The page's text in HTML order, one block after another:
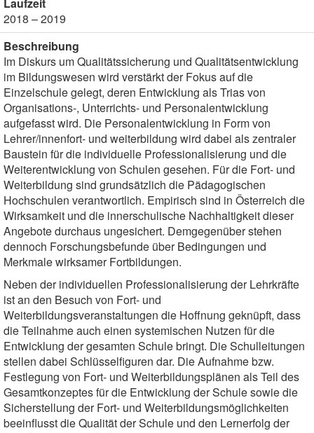
2018 – 2019
Beschreibung
Im Diskurs um Qualitätssicherung und Qualitätsentwicklung
im Bildungswesen wird verstärkt der Fokus auf die
Einzelschule gelegt, deren Entwicklung als Trias von
Organisations-, Unterrichts- und Personalentwicklung
aufgefasst wird. Die Personalentwicklung in Form von
Lehrer/innenfort- und weiterbildung wird dabei als zentraler
Baustein für die individuelle Professionalisierung und die
Weiterentwicklung von Schulen gesehen. Für die Fort- und
Weiterbildung sind grundsätzlich die Pädagogischen
Hochschulen verantwortlich. Empirisch sind in Österreich die
Wirksamkeit und die innerschulische Nachhaltigkeit dieser
Angebote durchaus ungesichert. Demgegenüber stehen
dennoch Forschungsbefunde über Bedingungen und
Merkmale wirksamer Fortbildungen.
Neben der individuellen Professionalisierung der Lehrkräfte
ist an den Besuch von Fort- und
Weiterbildungsveranstaltungen die Hoffnung geknüpft, dass
die Teilnahme auch einen systemischen Nutzen für die
Entwicklung der gesamten Schule bringt. Die Schulleitungen
stellen dabei Schlüsselfiguren dar. Die Aufnahme bzw.
Festlegung von Fort- und Weiterbildungsplänen als Teil des
Gesamtkonzeptes für die Entwicklung der Schule sowie die
Sicherstellung der Fort- und Weiterbildungsmöglichkeiten
beeinflusst die Qualität der Schule und den Lernerfolg der